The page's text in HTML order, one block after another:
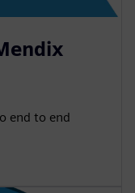
end to end